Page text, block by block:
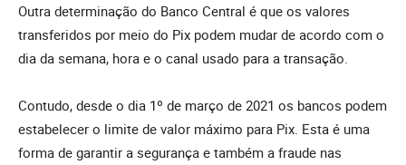
Outra determinação do Banco Central é que os valores
transferidos por meio do Pix podem mudar de acordo com o
dia da semana, hora e o canal usado para a transação.
Contudo, desde o dia 1º de março de 2021 os bancos podem
estabelecer o limite de valor máximo para Pix. Esta é uma
forma de garantir a segurança e também a fraude nas